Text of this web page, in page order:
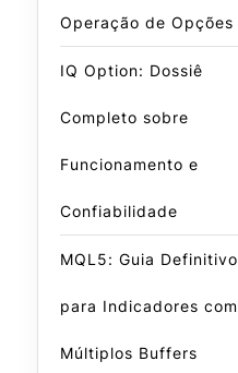
Operação de Opções
IQ Option: Dossiê
Completo sobre
Funcionamento e
Confiabilidade
MQL5: Guia Definitivo
para Indicadores com
Múltiplos Buffers